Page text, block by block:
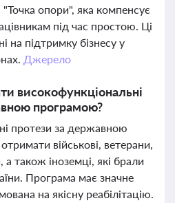
"Точка опори", яка компенсує
під час простою. Ці
на підтримку бізнесу у
Джерело
високофункціональні
програмою?
протези за державною
військові, ветерани,
а також іноземці, які брали
Програма має значне
на якісну реабілітацію.